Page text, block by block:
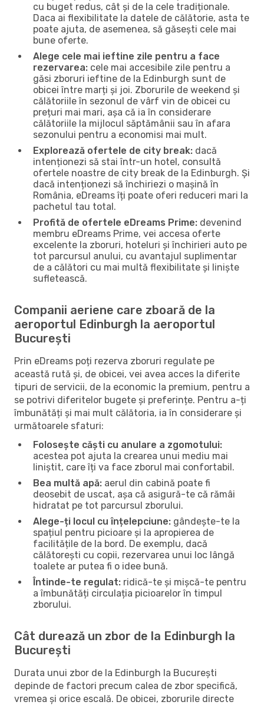
cu buget redus, cât și de la cele tradiționale.
Daca ai flexibilitate la datele de călătorie, asta te
poate ajuta, de asemenea, să găsești cele mai
bune oferte.
Alege cele mai ieftine zile pentru a face
rezervarea: cele mai accesibile zile pentru a
găsi zboruri ieftine de la Edinburgh sunt de
obicei între marți și joi. Zborurile de weekend și
călătoriile în sezonul de vârf vin de obicei cu
prețuri mai mari, așa că ia în considerare
călătoriile la mijlocul săptămânii sau în afara
sezonului pentru a economisi mai mult.
Explorează ofertele de city break: dacă
intenționezi să stai într-un hotel, consultă
ofertele noastre de city break de la Edinburgh. Și
dacă intenționezi să închiriezi o mașină în
România, eDreams îți poate oferi reduceri mari la
pachetul tau total.
Profită de ofertele eDreams Prime: devenind
membru eDreams Prime, vei accesa oferte
excelente la zboruri, hoteluri și închirieri auto pe
tot parcursul anului, cu avantajul suplimentar
de a călători cu mai multă flexibilitate și liniște
sufletească.
Companii aeriene care zboară de la
aeroportul Edinburgh la aeroportul
București
Prin eDreams poți rezerva zboruri regulate pe
această rută și, de obicei, vei avea acces la diferite
tipuri de servicii, de la economic la premium, pentru a
se potrivi diferitelor bugete și preferințe. Pentru a-ți
îmbunătăți și mai mult călătoria, ia în considerare și
următoarele sfaturi:
Folosește căști cu anulare a zgomotului:
acestea pot ajuta la crearea unui mediu mai
liniștit, care îți va face zborul mai confortabil.
Bea multă apă: aerul din cabină poate fi
deosebit de uscat, așa că asigură-te că rămâi
hidratat pe tot parcursul zborului.
Alege-ți locul cu înțelepciune: gândește-te la
spațiul pentru picioare și la apropierea de
facilitățile de la bord. De exemplu, dacă
călătorești cu copii, rezervarea unui loc lângă
toalete ar putea fi o idee bună.
Întinde-te regulat: ridică-te și mișcă-te pentru
a îmbunătăți circulația picioarelor în timpul
zborului.
Cât durează un zbor de la Edinburgh la
București
Durata unui zbor de la Edinburgh la București
depinde de factori precum calea de zbor specifică,
vremea și orice escală. De obicei, zborurile directe